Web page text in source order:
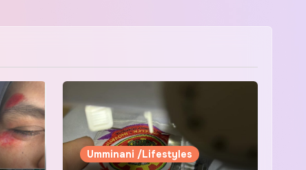
Umminani /Lifestyles